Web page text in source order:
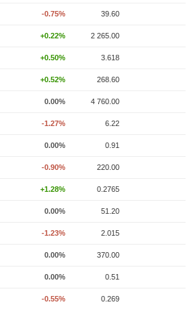
-0.75% 39.60
+0.22% 2 265.00
+0.50% 3.618
+0.52% 268.60
0.00% 4 760.00
-1.27% 6.22
0.00% 0.91
-0.90% 220.00
+1.28% 0.2765
0.00% 51.20
-1.23% 2.015
0.00% 370.00
0.00% 0.51
-0.55% 0.269